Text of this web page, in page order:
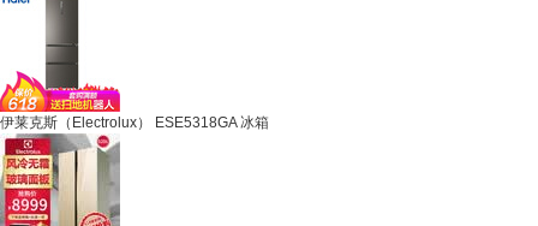
伊莱克斯（Electrolux） ESE5318GA 冰箱